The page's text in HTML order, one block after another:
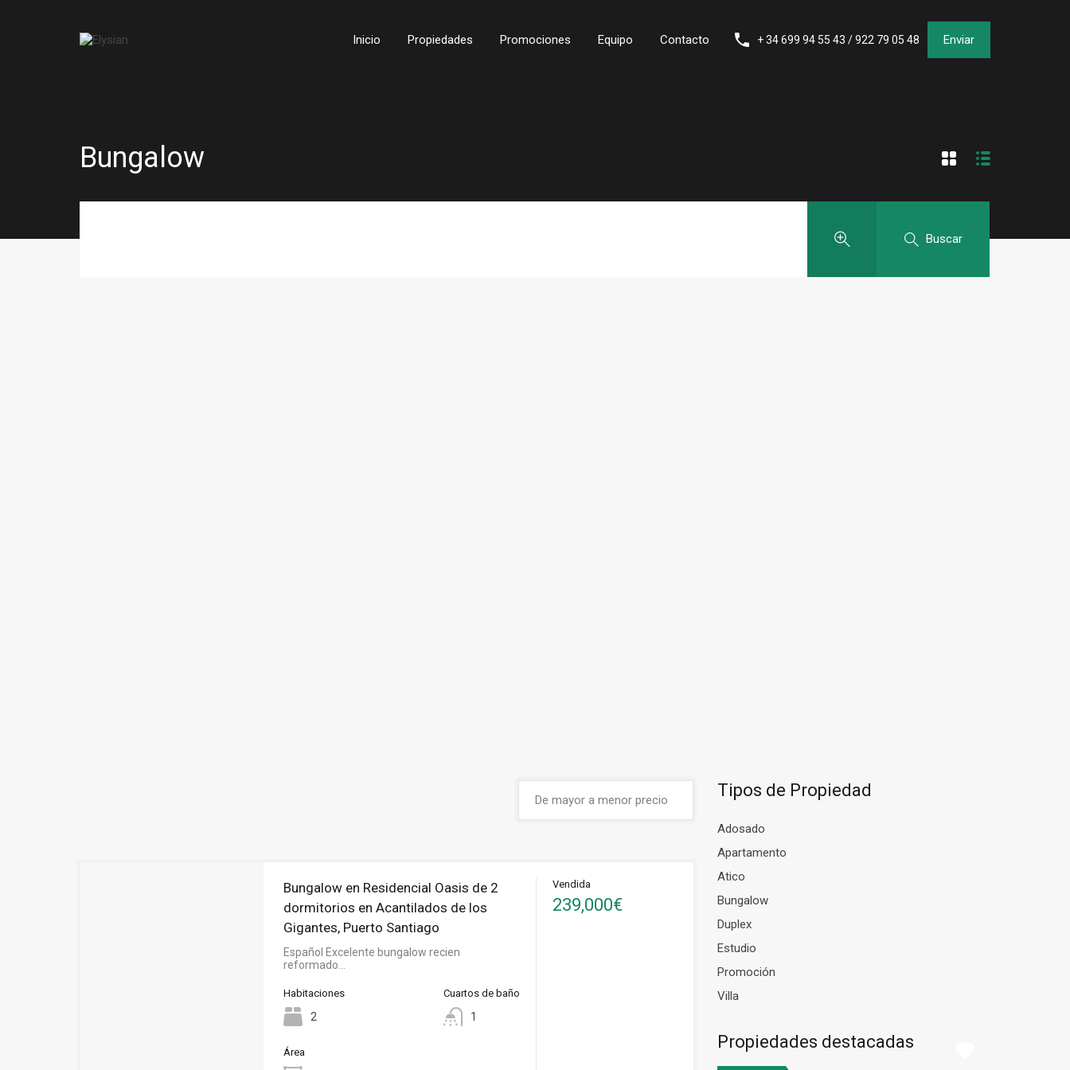
Inicio Propiedades Promociones Equipo Contacto + 34 699 94 55 43 / 922 79 05 48 Enviar
Bungalow
Buscar
Bungalow en Residencial Oasis de 2
dormitorios en Acantilados de los
Gigantes, Puerto Santiago
Español Excelente bungalow recien
reformado…
Habitaciones
2
Cuartos de baño
1
Área
Vendida
239,000€
Tipos de Propiedad
Adosado
Apartamento
Atico
Bungalow
Duplex
Estudio
Promoción
Villa
Propiedades destacadas